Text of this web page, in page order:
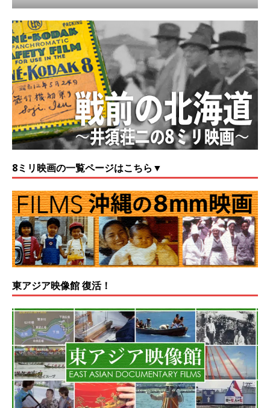
8ミリ映画の一覧ページはこちら▼
東アジア映像館 復活！